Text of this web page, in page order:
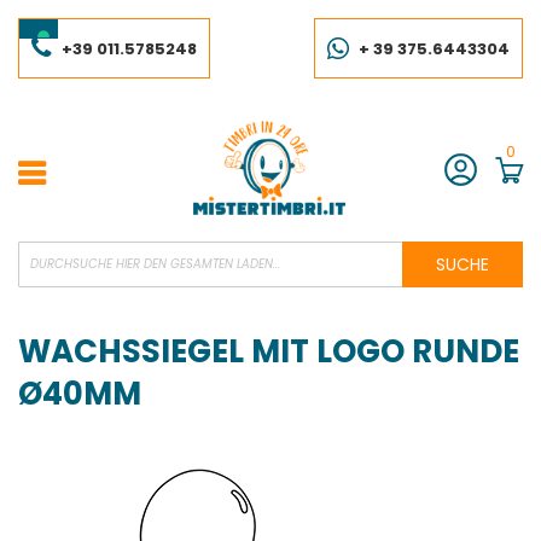
to
Content+39 011.5785248 + 39 375.6443304
Konto
0
SUCHE
WACHSSIEGEL MIT LOGO RUNDE
Ø40MM